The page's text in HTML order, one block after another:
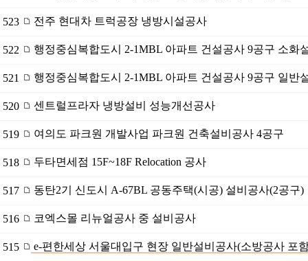
523 전주 현대차 트럭공장 냉방시설공사
522 행정중심복합도시 2-1MBL 아파트 건설공사 9공구 소화
521 행정중심복합도시 2-1MBL 아파트 건설공사 9공구 일반
520 센트럴프라자 냉방설비 성능개선공사
519 여의도 파크원 개발사업 파크원 건축설비공사 4공구
518 두타면세점 15F~18F Relocation 공사
517 동탄2기 신도시 A-67BL 공동주택(시공) 설비공사(2공구)
516 코엑스몰 리뉴얼공사 중 설비공사
515 e-편한세상 서울대입구 현장 일반설비공사(소방공사 포